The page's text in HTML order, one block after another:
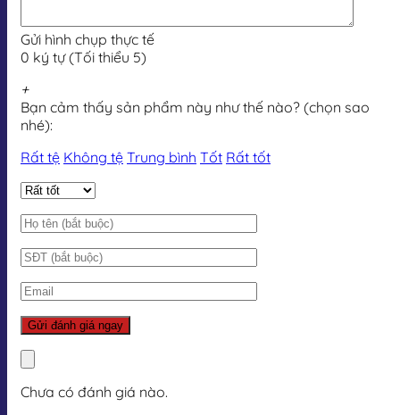
Gửi hình chụp thực tế
0 ký tự (Tối thiểu 5)
+
Bạn cảm thấy sản phẩm này như thế nào? (chọn sao
nhé):
Rất tệ Không tệ Trung bình Tốt Rất tốt
Chưa có đánh giá nào.